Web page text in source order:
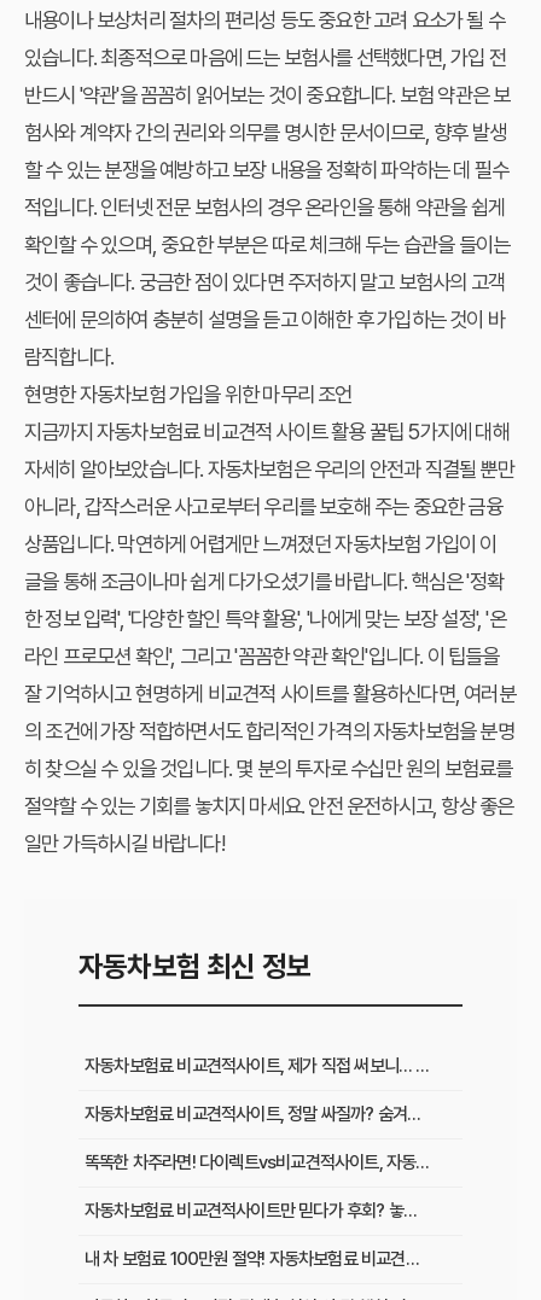
내용이나 보상처리 절차의 편리성 등도 중요한 고려 요소가 될 수
있습니다. 최종적으로 마음에 드는 보험사를 선택했다면, 가입 전
반드시 '약관'을 꼼꼼히 읽어보는 것이 중요합니다. 보험 약관은 보
험사와 계약자 간의 권리와 의무를 명시한 문서이므로, 향후 발생
할 수 있는 분쟁을 예방하고 보장 내용을 정확히 파악하는 데 필수
적입니다. 인터넷 전문 보험사의 경우 온라인을 통해 약관을 쉽게
확인할 수 있으며, 중요한 부분은 따로 체크해 두는 습관을 들이는
것이 좋습니다. 궁금한 점이 있다면 주저하지 말고 보험사의 고객
센터에 문의하여 충분히 설명을 듣고 이해한 후 가입하는 것이 바
람직합니다.
현명한 자동차보험 가입을 위한 마무리 조언
지금까지 자동차보험료 비교견적 사이트 활용 꿀팁 5가지에 대해
자세히 알아보았습니다. 자동차보험은 우리의 안전과 직결될 뿐만
아니라, 갑작스러운 사고로부터 우리를 보호해 주는 중요한 금융
상품입니다. 막연하게 어렵게만 느껴졌던 자동차보험 가입이 이
글을 통해 조금이나마 쉽게 다가오셨기를 바랍니다. 핵심은 '정확
한 정보 입력', '다양한 할인 특약 활용', '나에게 맞는 보장 설정', '온
라인 프로모션 확인', 그리고 '꼼꼼한 약관 확인'입니다. 이 팁들을
잘 기억하시고 현명하게 비교견적 사이트를 활용하신다면, 여러분
의 조건에 가장 적합하면서도 합리적인 가격의 자동차보험을 분명
히 찾으실 수 있을 것입니다. 몇 분의 투자로 수십만 원의 보험료를
절약할 수 있는 기회를 놓치지 마세요. 안전 운전하시고, 항상 좋은
일만 가득하시길 바랍니다!
자동차보험 최신 정보
자동차보험료 비교견적사이트, 제가 직접 써보니… 갱신 전 꼭 알아야 할 것들
자동차보험료 비교견적사이트, 정말 싸질까? 숨겨진 혜택과 단점 완벽 해부
똑똑한 차주라면! 다이렉트vs비교견적사이트, 자동차보험료 할인율 전격 비교
자동차보험료 비교견적사이트만 믿다가 후회? 놓치기 쉬운 ‘이것’ 확인하세요!
내 차 보험료 100만원 절약! 자동차보험료 비교견적사이트 활용 꿀팁 5가지